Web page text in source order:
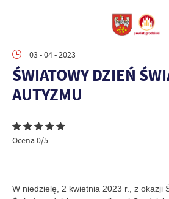
03 - 04 - 2023
ŚWIATOWY DZIEŃ
AUTYZMU
Ocena 0/5
W niedzielę, 2 kwietnia 2023 r., z okazji